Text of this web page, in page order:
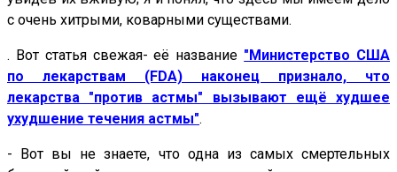
с очень хитрыми, коварными существами.
. Вот статья свежая- её название "Министерство США
по лекарствам (FDA) наконец признало, что
лекарства "против астмы" вызывают ещё худшее
ухудшение течения астмы".
- Вот вы не знаете, что одна из самых смертельных